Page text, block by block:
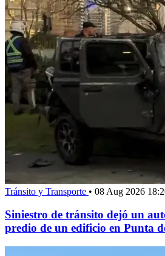
Tránsito y Transporte • 08 Aug 2026
Siniestro de tránsito dejó un
predio de un edificio en Punta